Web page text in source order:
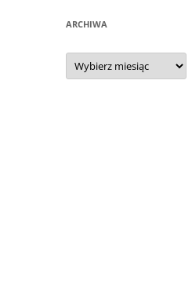
ARCHIWA
Archiwa